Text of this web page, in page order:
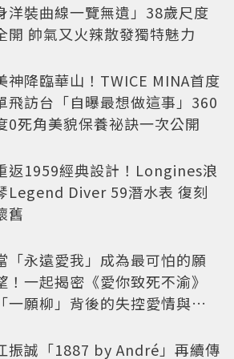
洋裝曲線一覽無遺」38歲尺度
開 帥氣又火辣散發獨特魅力
神降臨華山！TWICE MINA首度
飛訪台「自曝最想做這事」360
0死角美貌保養祕訣一次公開
返1959經典設計！Longines浪
Legend Diver 59潛水表 復刻
舊
「永遠愛我」成為最可怕的願
！一起揭密《愛你致死不渝》
「一願柳」背後的失控愛情與爆
振誠「1887 by André」再續傳